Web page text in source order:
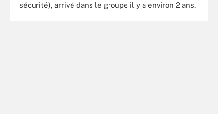
sécurité), arrivé dans le groupe il y a environ 2 ans.